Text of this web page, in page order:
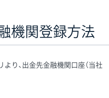
機関登録方法
り、出金先金融機関口座（当社